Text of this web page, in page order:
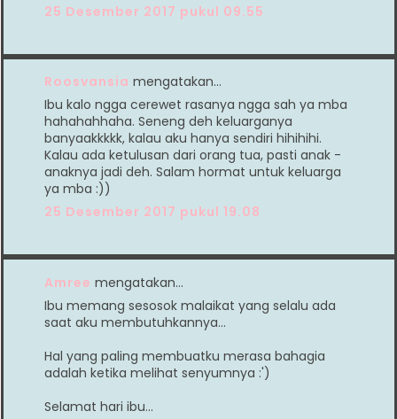
25 Desember 2017 pukul 09.55
Roosvansia mengatakan…
Ibu kalo ngga cerewet rasanya ngga sah ya mba
hahahahhaha. Seneng deh keluarganya
banyaakkkkk, kalau aku hanya sendiri hihihihi.
Kalau ada ketulusan dari orang tua, pasti anak -
anaknya jadi deh. Salam hormat untuk keluarga
ya mba :))
25 Desember 2017 pukul 19.08
Amree mengatakan…
Ibu memang sesosok malaikat yang selalu ada
saat aku membutuhkannya...
Hal yang paling membuatku merasa bahagia
adalah ketika melihat senyumnya :')
Selamat hari ibu...